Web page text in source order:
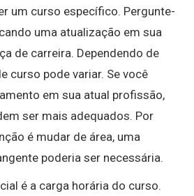
um curso específico. Pergunte-
uma atualização em sua
de carreira. Dependendo de
curso pode variar. Se você
em sua atual profissão,
ser mais adequados. Por
é mudar de área, uma
poderia ser necessária.
é a carga horária do curso.